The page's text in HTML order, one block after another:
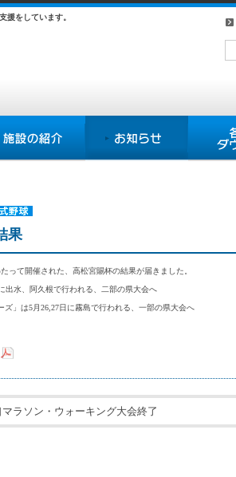
援をしています。
野球
果
って開催された、高松宮賜杯の結果が届きました。
出水、阿久根で行われる、二部の県大会へ
ズ」は5月26,27日に霧島で行われる、一部の県大会へ
ラソン・ウォーキング大会終了